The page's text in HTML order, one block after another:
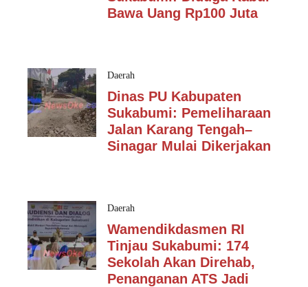
Bawa Uang Rp100 Juta
Daerah
Dinas PU Kabupaten
Sukabumi: Pemeliharaan
Jalan Karang Tengah–
Sinagar Mulai Dikerjakan
Daerah
Wamendikdasmen RI
Tinjau Sukabumi: 174
Sekolah Akan Direhab,
Penanganan ATS Jadi